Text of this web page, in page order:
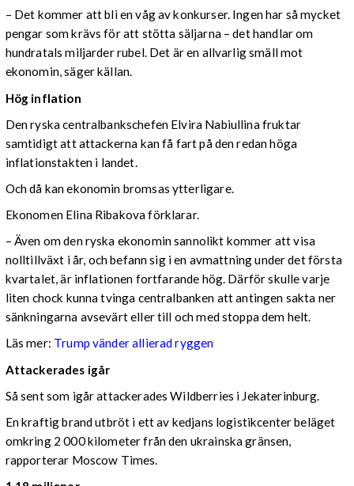
– Det kommer att bli en våg av konkurser. Ingen har så mycket
pengar som krävs för att stötta säljarna – det handlar om
hundratals miljarder rubel. Det är en allvarlig smäll mot
ekonomin, säger källan.
Hög inflation
Den ryska centralbankschefen Elvira Nabiullina fruktar
samtidigt att attackerna kan få fart på den redan höga
inflationstakten i landet.
Och då kan ekonomin bromsas ytterligare.
Ekonomen Elina Ribakova förklarar.
– Även om den ryska ekonomin sannolikt kommer att visa
nolltillväxt i år, och befann sig i en avmattning under det första
kvartalet, är inflationen fortfarande hög. Därför skulle varje
liten chock kunna tvinga centralbanken att antingen sakta ner
sänkningarna avsevärt eller till och med stoppa dem helt.
Läs mer: Trump vänder allierad ryggen
Attackerades igår
Så sent som igår attackerades Wildberries i Jekaterinburg.
En kraftig brand utbröt i ett av kedjans logistikcenter beläget
omkring 2 000 kilometer från den ukrainska gränsen,
rapporterar Moscow Times.